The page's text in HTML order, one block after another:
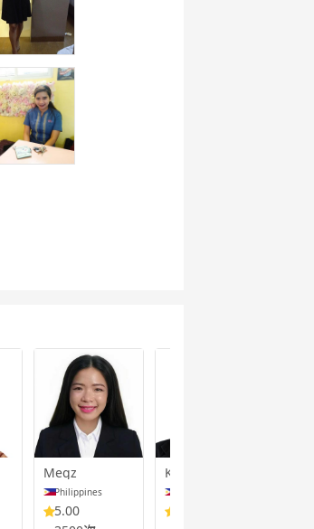
Megz
Philippines
5.00
Kelly